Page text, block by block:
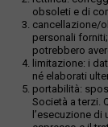
obsoleti e di
cancellazione/
personali
potrebbero
limitazione: i
né elaborati
portabilità:
Società a terzi.
l’esecuzione